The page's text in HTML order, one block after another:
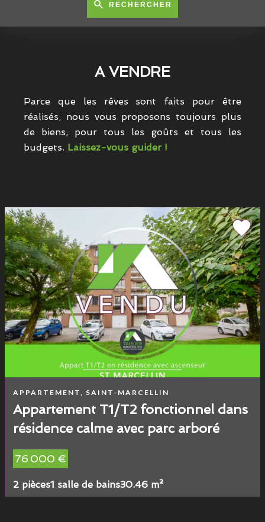
RECHERCHER
A VENDRE
Parce que les rêves sont faits pour être
réalisés, nous vous proposons toujours plus
de biens, pour tous les goûts et tous les
budgets. Laissez-vous guider !
APPARTEMENT, SAINT-MARCELLIN
Appartement T1/T2 fonctionnel dans
résidence calme avec parc arboré
76 000 €
2 pièces1 salle de bains30.46 m²